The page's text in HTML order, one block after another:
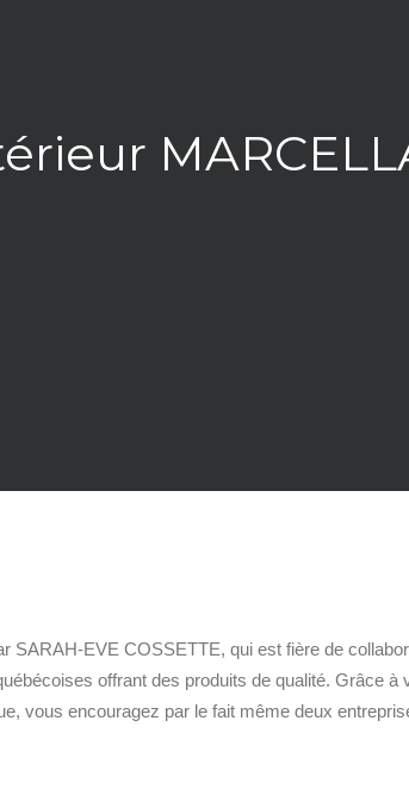
SARAH-EVE COSSETTE, qui est fière de
offrant des produits de qualité. Grâce à
vous encouragez par le fait même deux